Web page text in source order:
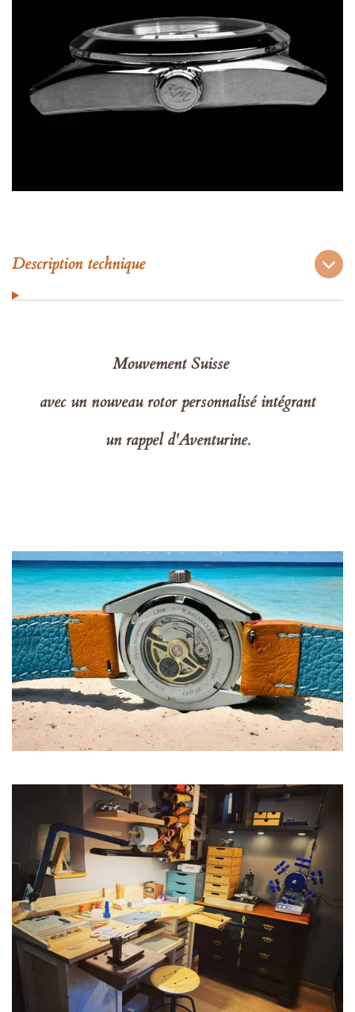
Description technique
Mouvement Suisse
avec un nouveau rotor personnalisé intégrant
un rappel d'Aventurine.